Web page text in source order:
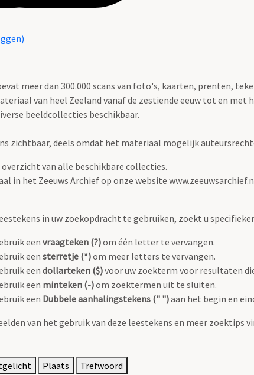
meer dan 300.000 scans van foto's, kaarten, prenten,
van heel Zeeland vanaf de zestiende eeuw tot en met
beeldcollecties beschikbaar.
zichtbaar, deels omdat het materiaal mogelijk
van alle beschikbare collecties.
in het Zeeuws Archief op onze website
in uw zoekopdracht te gebruiken, zoekt u
eenvraagteken (?)om één letter te vervangen.
eensterretje (*)om meer letters te vervangen.
eendollarteken ($)voor uw zoekterm voor resultaten
een minteken (-)om zoektermen uit te sluiten.
een Dubbele aanhalingstekens (" ")aan het begin en
van het gebruik van deze leestekens en meer zoektips
Plaats
Trefwoord